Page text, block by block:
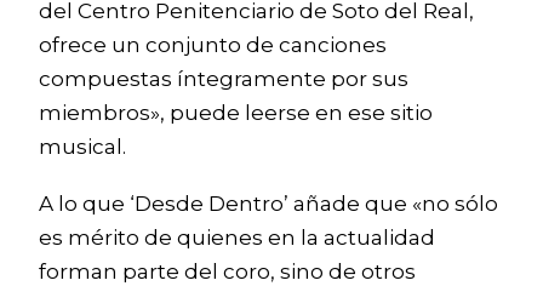
del Centro Penitenciario de Soto del Real,
ofrece un conjunto de canciones
compuestas íntegramente por sus
miembros», puede leerse en ese sitio
musical.
A lo que ‘Desde Dentro’ añade que «no sólo
es mérito de quienes en la actualidad
forman parte del coro, sino de otros